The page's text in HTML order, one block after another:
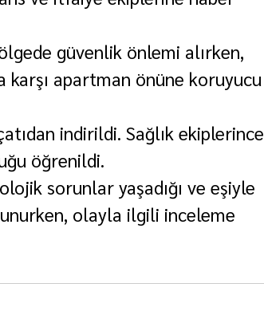
güvenlik önlemi alırken,
apartman önüne koruyucu
indirildi. Sağlık ekiplerince
öğrenildi.
sorunlar yaşadığı ve eşiyle
olayla ilgili inceleme